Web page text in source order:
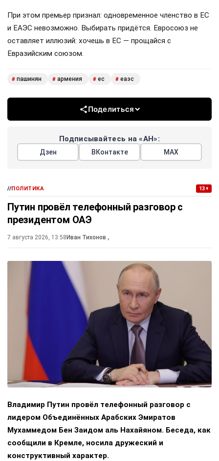
При этом премьер признал: одновременное членство в ЕС
и ЕАЭС невозможно. Выбирать придётся. Евросоюз не
оставляет иллюзий: хочешь в ЕС — прощайся с
Евразийским союзом.
# пашинян # армения # ес # еаэс
Поделиться
Подписывайтесь на «АН»:
Дзен ВКонтакте МАХ
//ПОЛИТИКА 13+
Путин провёл телефонный разговор с
президентом ОАЭ
7 августа 2026, 13:58 Иван Тихонов ,
Владимир Путин провёл телефонный разговор с
лидером Объединённых Арабских Эмиратов
Мухаммедом Бен Заидом аль Нахайяном. Беседа, как
сообщили в Кремле, носила дружеский и
конструктивный характер.